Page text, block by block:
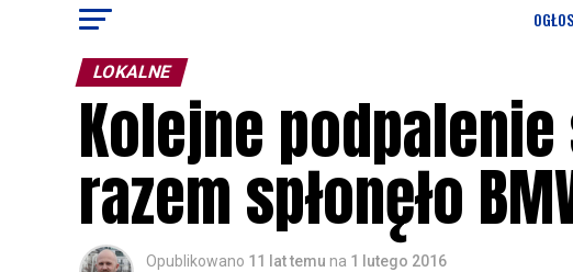
LOKALNE
Kolejne
razem spłonęło
Opublikowano 11 lat temu na 1 lutego 2016